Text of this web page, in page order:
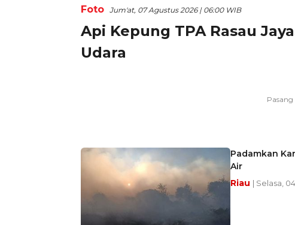
Foto Jum'at, 07 Agustus 2026 | 06:00 WIB
Api Kepung TPA Rasau
Udara
Padamkan
Air
Riau | Selasa,